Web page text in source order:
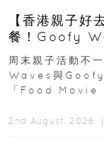
【香港親子
餐！Goofy
外影院逢週末
周末親子活動不
Waves與
「Food
2nd August, 2026 ｜